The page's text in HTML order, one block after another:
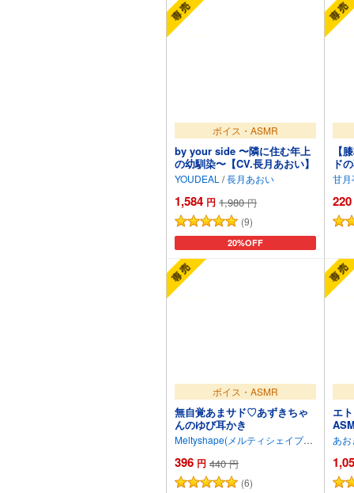
ボイス・ASMR
by your side 〜隣に住む年上
の幼馴染〜【CV.長月あおい】
YOUDEAL /長月あおい
1,584 円 1,980 円
(9)
20%OFF
カートに追加
【
ド
し
甘月
220
ボイス・ASMR
無自覚あまサド♡あずきちゃ
んのゆび耳かき
Meltyshape(メルティシェイプ)/ 柏音よ
396 円 440 円
(6)
エ
あ